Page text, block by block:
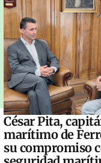
César Pita,
marítimo de
su compromiso